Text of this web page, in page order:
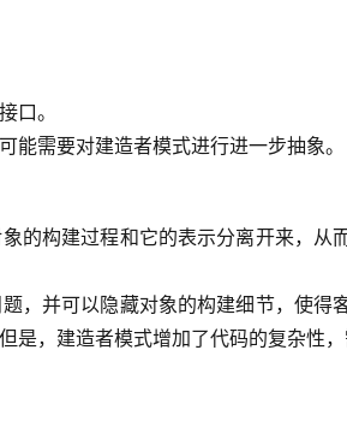
口。
需要对建造者模式进行进一步抽象。
的构建过程和它的表示分离开来，从
，并可以隐藏对象的构建细节，使得
，建造者模式增加了代码的复杂性，